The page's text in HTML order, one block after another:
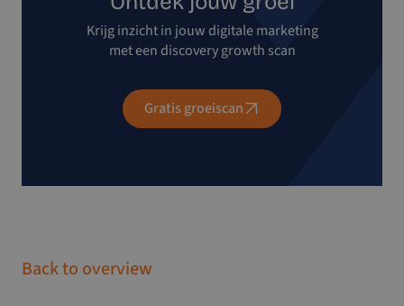
Krijg inzicht in jouw digitale marketing
met een discovery growth scan
Gratis groeiscan
Back to overview